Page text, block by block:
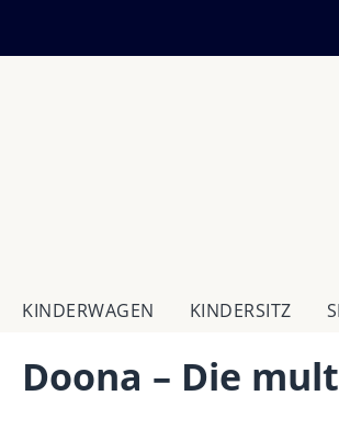
KINDERWAGEN KINDERSITZ
Doona – Die